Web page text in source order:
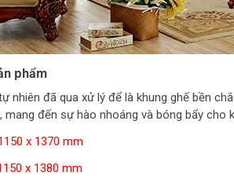
phẩm
nhiên đã qua xử lý để là khung ghế bền
đến sự hào nhoáng và bóng bẩy cho
x 1370 mm
x 1380 mm